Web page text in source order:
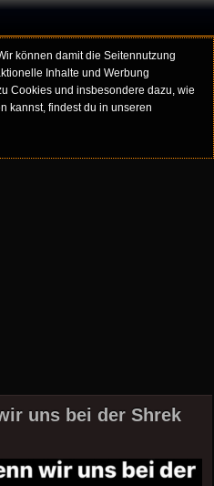
können damit die Seitennutzung
Inhalte und Werbung
Cookies und insbesondere dazu, wie
kannst, findest du in unseren
uns bei der Shrek